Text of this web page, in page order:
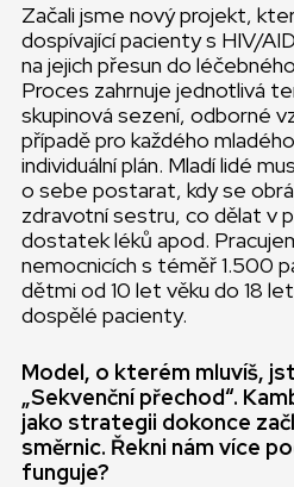
Začali jsme nový projekt,
dospívající pacienty s HIV/
na jejich přesun do
Proces zahrnuje jednotlivá
skupinová sezení, odborné
případě pro každého
individuální plán. Mladí lidé
o sebe postarat, kdy se
zdravotní sestru, co dělat v
dostatek léků apod.
nemocnicích s téměř 1.500
dětmi od 10 let věku do 18
dospělé pacienty.
Model, o kterém mluvíš,
„Sekvenční přechod“.
jako strategii dokonce
směrnic. Řekni nám více
funguje?